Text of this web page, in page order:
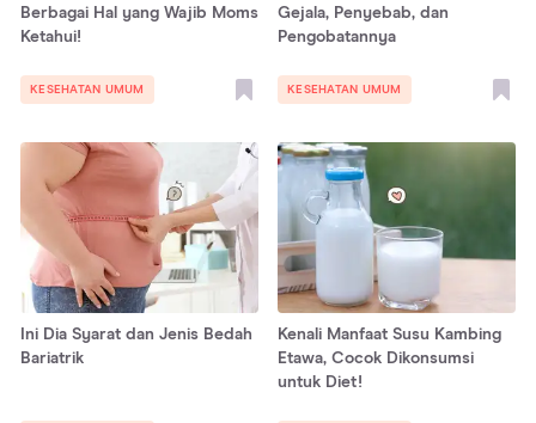
Berbagai Hal yang Wajib Moms
Ketahui!
KESEHATAN UMUM
Gejala, Penyebab, dan
Pengobatannya
KESEHATAN UMUM
Ini Dia Syarat dan Jenis Bedah
Bariatrik
Kenali Manfaat Susu Kambing
Etawa, Cocok Dikonsumsi
untuk Diet!